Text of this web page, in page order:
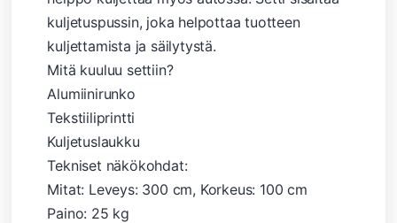
kuljetuspussin, joka helpottaa tuotteen
kuljettamista ja säilytystä.
Mitä kuuluu settiin?
Alumiinirunko
Tekstiiliprintti
Kuljetuslaukku
Tekniset näkökohdat:
Mitat: Leveys: 300 cm, Korkeus: 100 cm
Paino: 25 kg